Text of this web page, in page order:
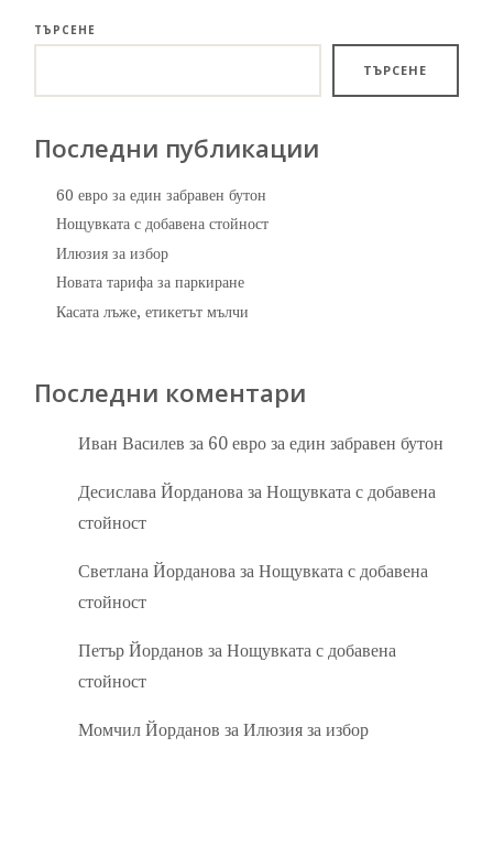
ТЪРСЕНЕ
ТЪРСЕНЕ
Последни публикации
60 евро за един забравен бутон
Нощувката с добавена стойност
Илюзия за избор
Новата тарифа за паркиране
Касата лъже, етикетът мълчи
Последни коментари
Иван Василев за 60 евро за един забравен бутон
Десислава Йорданова заНощувката с добавена
стойност
Светлана Йорданова заНощувката с добавена
стойност
Петър Йорданов заНощувката с добавена
стойност
Момчил Йорданов заИлюзия за избор